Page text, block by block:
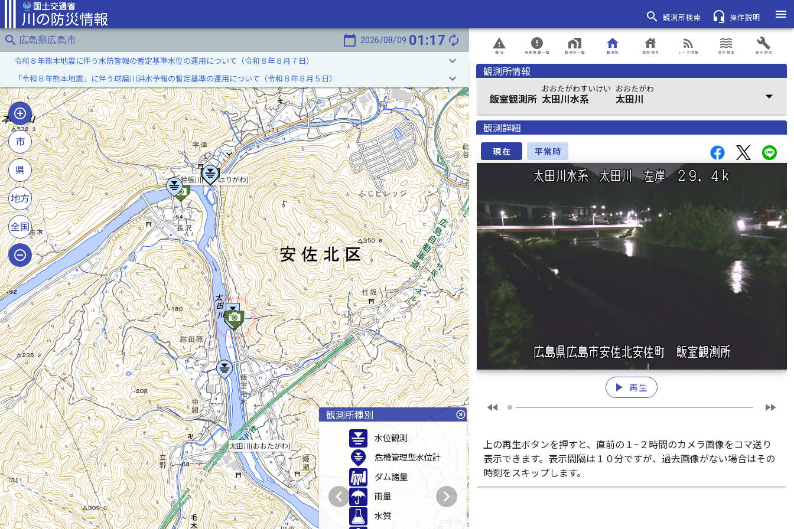
search 観測所検索 headset_mic 操作説明
menu
search 広島県広島市 calendar_today 2026/08/09 01:17 autorenew
太田川(おおたがわ)
鈴張川(すずはりがわ)
令和８年熊本地震に伴う水防警報の暫定基準水位の運用について（令和８年８月７日） keyboard_arrow_down
「令和８年熊本地震」に伴う球磨川洪水予報の暫定基準の運用について（令和８年８月５日） keyboard_arrow_down
市
県
地方
全国
観測所種別 highlight_off
水位観測
危機管理型水位計
ダム諸量
雨量
水質
chevron_left chevron_right
概況
report_problem
発表情報一覧
error
観測所一覧
home_work
観測所
home
登録地点
house
レーダ雨量
rss_feed
浸水想定
waves
表示設定
build
観測所情報
飯室観測所
おおたがわすいけい
太田川水系
おおたがわ
太田川 arrow_drop_down
観測詳細
現在 平常時
play_arrow 再生
fast_rewind fast_forward
上の再生ボタンを押すと、直前の１~２時間のカメラ画像をコマ送り
表示できます。表示間隔は１０分ですが、過去画像がない場合はその
時刻をスキップします。